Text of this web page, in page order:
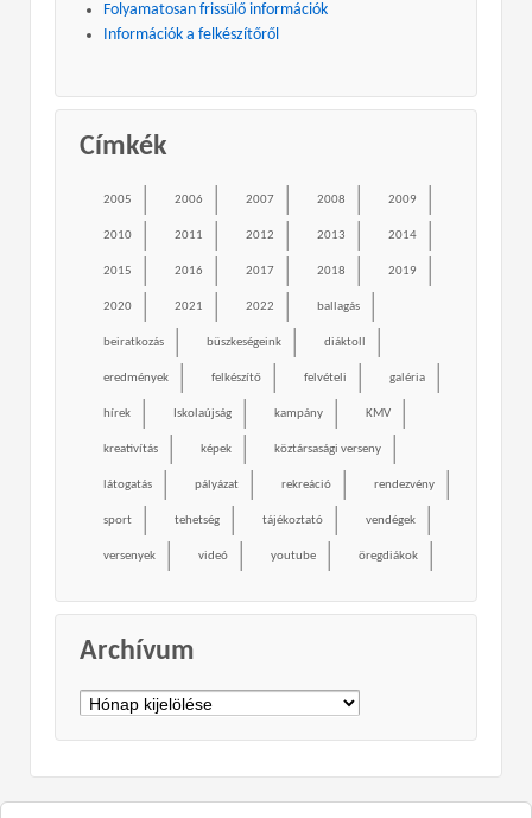
Folyamatosan frissülő információk
Információk a felkészítőről
Címkék
2005 2006 2007 2008 2009
2010 2011 2012 2013 2014
2015 2016 2017 2018 2019
2020 2021 2022 ballagás
beiratkozás büszkeségeink diáktoll
eredmények felkészítő felvételi galéria
hírek Iskolaújság kampány KMV
kreativítás képek köztársasági verseny
látogatás pályázat rekreáció rendezvény
sport tehetség tájékoztató vendégek
versenyek videó youtube öregdiákok
Archívum
Archívum